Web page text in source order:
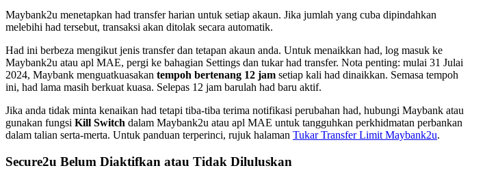
Maybank2u menetapkan had transfer harian untuk setiap akaun. Jika jumlah yang cuba dipindahkan
melebihi had tersebut, transaksi akan ditolak secara automatik.
Had ini berbeza mengikut jenis transfer dan tetapan akaun anda. Untuk menaikkan had, log masuk ke
Maybank2u atau apl MAE, pergi ke bahagian Settings dan tukar had transfer. Nota penting: mulai 31 Julai
2024, Maybank menguatkuasakan tempoh bertenang 12 jam setiap kali had dinaikkan. Semasa tempoh
ini, had lama masih berkuat kuasa. Selepas 12 jam barulah had baru aktif.
Jika anda tidak minta kenaikan had tetapi tiba-tiba terima notifikasi perubahan had, hubungi Maybank atau
gunakan fungsi Kill Switch dalam Maybank2u atau apl MAE untuk tangguhkan perkhidmatan perbankan
dalam talian serta-merta. Untuk panduan terperinci, rujuk halaman Tukar Transfer Limit Maybank2u.
Secure2u Belum Diaktifkan atau Tidak Diluluskan